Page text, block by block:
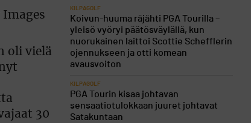
oli vielä
30
KILPAGOLF
Koivun-huuma räjähti PGA Tourilla –
yleisö vyöryi päätösväylällä, kun
nuorukainen laittoi Scottie Schefflerin
ojennukseen ja otti komean
avausvoiton
KILPAGOLF
PGA Tourin kisaa johtavan
sensaatiotulokkaan juuret johtavat
Satakuntaan